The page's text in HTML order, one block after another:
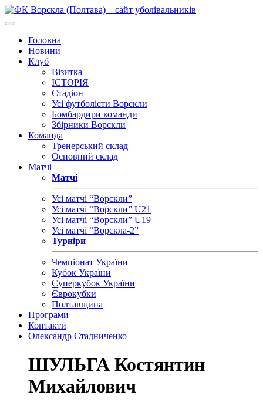
Головна
Новини
Клуб
Візитка
ІСТОРІЯ
Стадіон
Усі футболісти Ворскли
Бомбардири команди
Збірники Ворскли
Команда
Тренерський склад
Основний склад
Матчі
Матчі
Усі матчі “Ворскли”
Усі матчі “Ворскли” U21
Усі матчі “Ворскли” U19
Усі матчі “Ворскла-2”
Турніри
Чемпіонат України
Кубок України
Суперкубок України
Єврокубки
Полтавщина
Програми
Контакти
Олександр Стадниченко
ШУЛЬГА Костянтин
Михайлович